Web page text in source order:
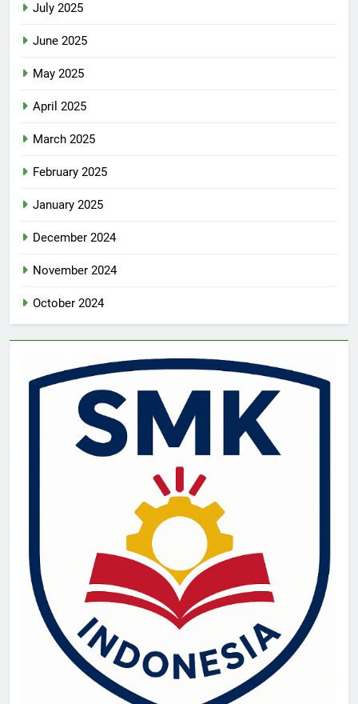
July 2025
June 2025
May 2025
April 2025
March 2025
February 2025
January 2025
December 2024
November 2024
October 2024